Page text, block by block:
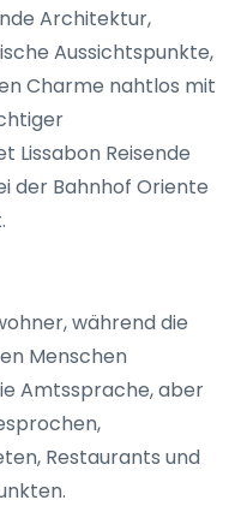
Architektur,
Aussichtspunkte,
Charme nahtlos mit
Lissabon Reisende
der Bahnhof Oriente
während die
Menschen
Amtssprache, aber
Restaurants und